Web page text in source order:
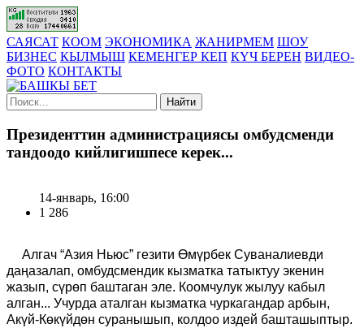
САЯСАТ КООМ ЭКОНОМИКА ЖАНИРМЕМ ШОУ
БИЗНЕС КЫЛМЫШ КЕМЕНГЕР КЕП КҮЧ БЕРЕН ВИДЕО-
ФОТО КОНТАКТЫ
Найти
Президенттин администрациясы омбудсменди
тандоодо кийлигишпесе керек...
14-январь, 16:00
1 286
Алгач “Азия Ньюс” гезити Өмүрбек Суваналиевди
даңазалап, омбудсмендик кызматка татыктуу экенин
жазып, сүрөп баштаган эле. Коомчулук жылуу кабыл
алган... Учурда аталган кызматка чуркагандар арбын,
Акүй-Көкүйдөн суранышып, колдоо издей башташыптыр.